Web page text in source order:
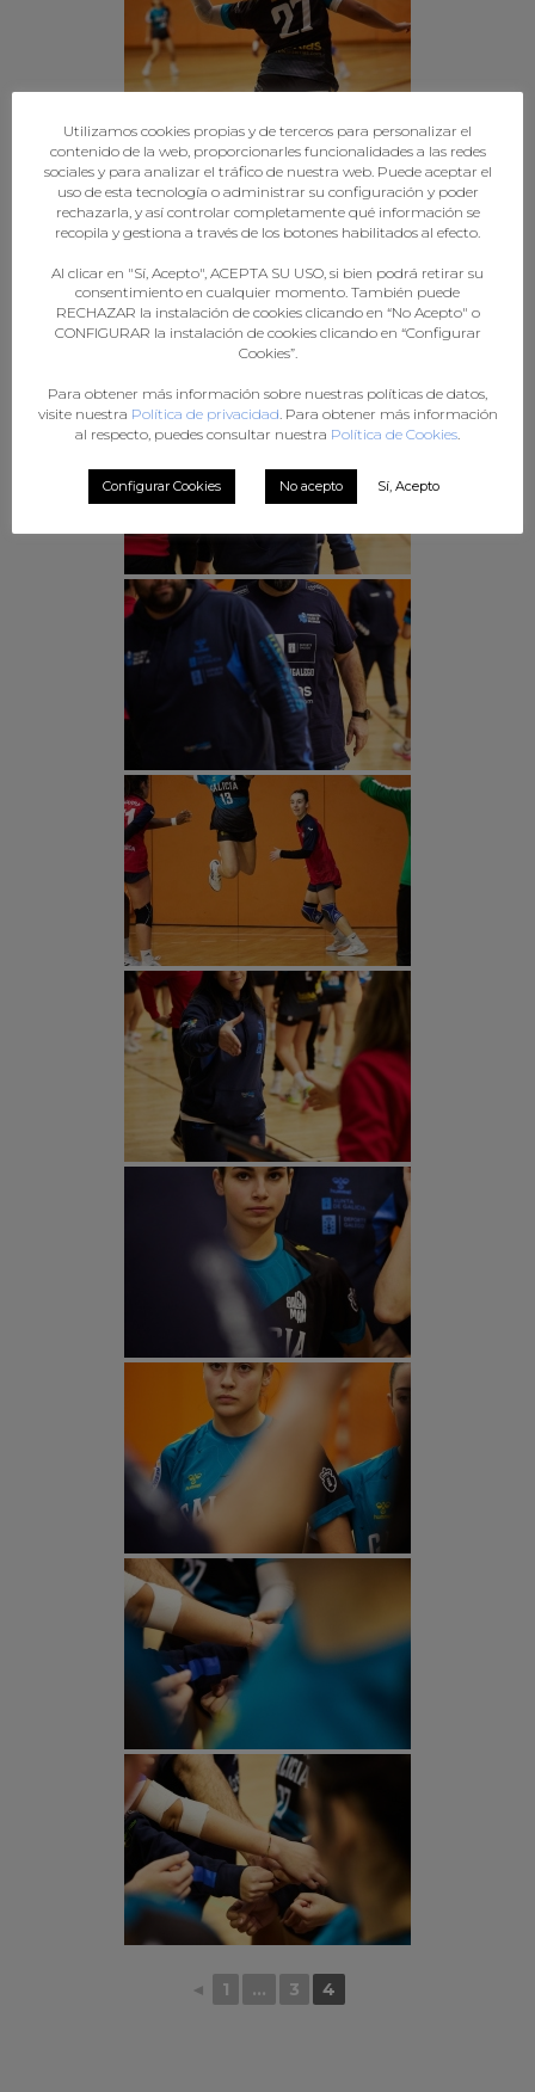
◄ 1 ... 3 4
Utilizamos cookies propias y de terceros para personalizar el
contenido de la web, proporcionarles funcionalidades a las redes
sociales y para analizar el tráfico de nuestra web. Puede aceptar el
uso de esta tecnología o administrar su configuración y poder
rechazarla, y así controlar completamente qué información se
recopila y gestiona a través de los botones habilitados al efecto.
Al clicar en "Sí, Acepto", ACEPTA SU USO, si bien podrá retirar su
consentimiento en cualquier momento. También puede
RECHAZAR la instalación de cookies clicando en “No Acepto" o
CONFIGURAR la instalación de cookies clicando en “Configurar
Cookies”.
Para obtener más información sobre nuestras políticas de datos,
visite nuestra Política de privacidad . Para obtener más información
al respecto, puedes consultar nuestra Política de Cookies
Configurar Cookies No acepto Sí, Acepto